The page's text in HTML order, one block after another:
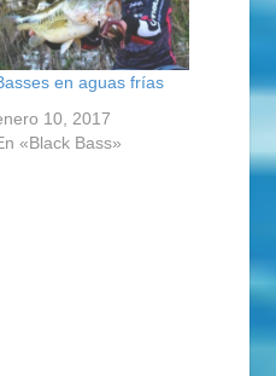
en aguas frías
10, 2017
«Black Bass»